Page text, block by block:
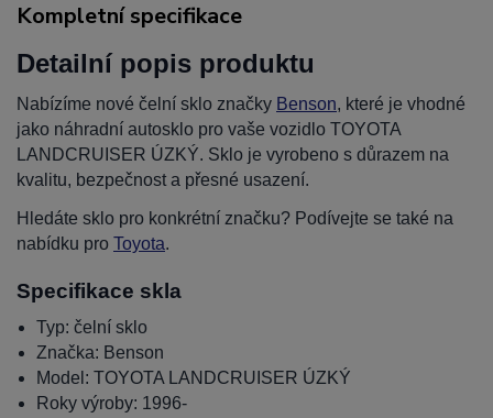
Kompletní specifikace
Detailní popis produktu
Nabízíme nové čelní sklo značky Benson, které je vhodné
jako náhradní autosklo pro vaše vozidlo TOYOTA
LANDCRUISER ÚZKÝ. Sklo je vyrobeno s důrazem na
kvalitu, bezpečnost a přesné usazení.
Hledáte sklo pro konkrétní značku? Podívejte se také na
nabídku pro Toyota.
Specifikace skla
Typ: čelní sklo
Značka: Benson
Model: TOYOTA LANDCRUISER ÚZKÝ
Roky výroby: 1996-